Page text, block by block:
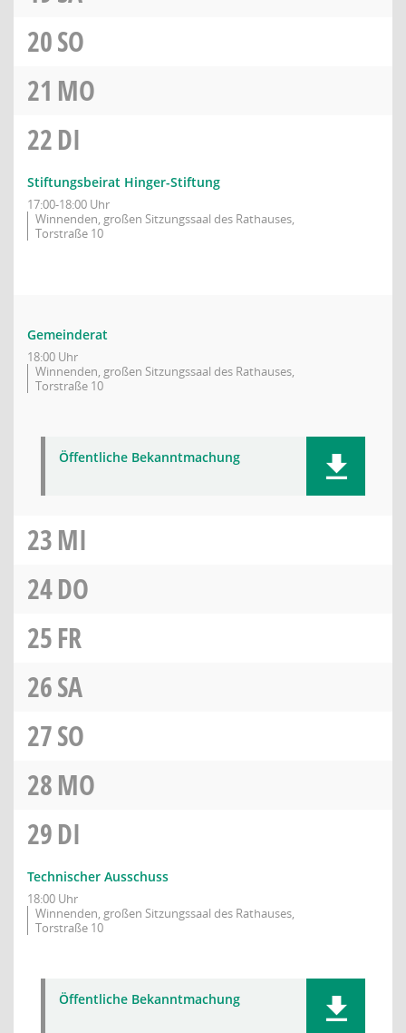
20SO
21 MO
22DI
Stiftungsbeirat Hinger-Stiftung
17:00-18:00 Uhr
Winnenden, großen Sitzungssaal des Rathauses,
Torstraße 10
Gemeinderat
18:00 Uhr
Winnenden, großen Sitzungssaal des Rathauses,
Torstraße 10
Öffentliche Bekanntmachung
23MI
24DO
25FR
26SA
27SO
28MO
29DI
Technischer Ausschuss
18:00 Uhr
Winnenden, großen Sitzungssaal des Rathauses,
Torstraße 10
Öffentliche Bekanntmachung